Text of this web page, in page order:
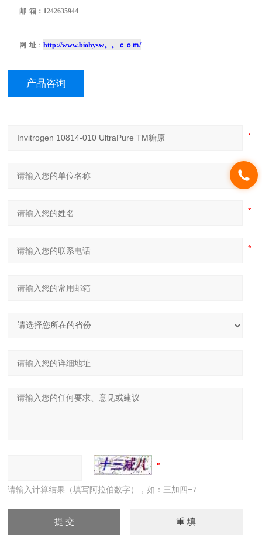
邮 箱：1242635944
网 址 ：http://www.biohysw。。ｃｏｍ/
产品咨询
请输入计算结果（填写阿拉伯数字），如：三加四=7